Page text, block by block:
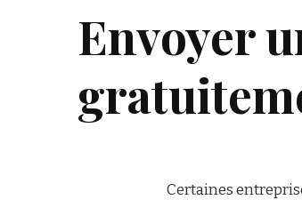
Envoyer
Certaines